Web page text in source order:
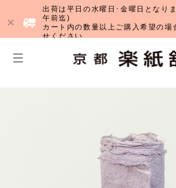
出荷は平日の水曜日･金曜日となり
午前迄)
カート内の数量以上ご購入希望の場
せください。